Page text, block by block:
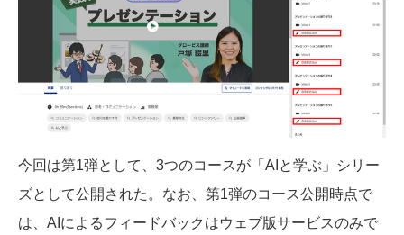
今回は第1弾として、3つのコースが「AIと学ぶ」シリー
ズとして公開された。なお、第1弾のコース公開時点で
は、AIによるフィードバックはウェブ版サービスのみで